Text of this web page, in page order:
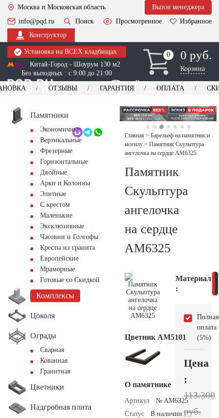
Москва и Московская область
Вызов менеджера
info@pqd.ru
Поиск Просмотренное
Избранное
Конструктор
Установка на ВСЕХ кладбищах
Китай-Город - Шоурум 130 м2
Без выходных : с 9:00 до 21:00
0
0 0 руб.
Корзина
Выезд менеджера для
оформления заказа
+7 (495) 518-44-23
Обратный звонок
ОТЗЫВЫ ГАРАНТИЯ ОПЛАТА
Памятники
Экономичные
Вертикальные
Фрезерные
Горизонтальные
Двойные
Арки и Колонны
Элитные
С крестом
Маленькие
Эксклюзивные
Часовни и Голгофы
Кресты из гранита
Европейские
Мраморные
Готовые со Скидкой
Комплексы
Цоколя
Ограды
Сварная
Кованная
Гранитная
Цветники
Надгробная плита
Главная > Барельеф на памятник и
могилу > Памятник Скульптура
ангелочка на сердце AM6325
Памятник
Скульптура
ангелочка
на сердце
AM6325
Цветник АМ5101
О памятнике
Артикул
№ AM6325
Статус
В наличии
Материал
:
Полная
оплата
(5%)
Цена
:
113.300
руб.